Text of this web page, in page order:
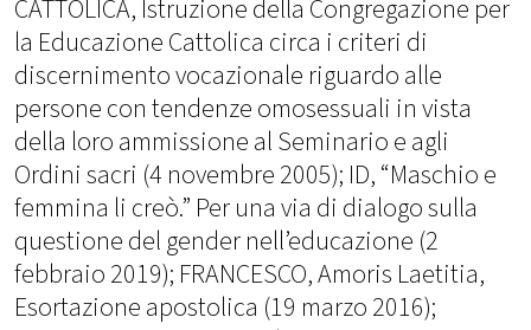
CATTOLICA, Istruzione della Congregazione per
la Educazione Cattolica circa i criteri di
discernimento vocazionale riguardo alle
persone con tendenze omosessuali in vista
della loro ammissione al Seminario e agli
Ordini sacri (4 novembre 2005); ID, “Maschio e
femmina li creò.” Per una via di dialogo sulla
questione del gender nell’educazione (2
febbraio 2019); FRANCESCO, Amoris Laetitia,
Esortazione apostolica (19 marzo 2016);